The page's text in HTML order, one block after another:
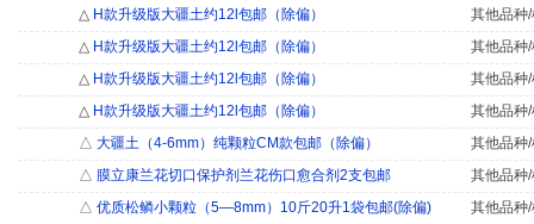
△ H款升级版大疆土约12l包邮（除偏）
其他品种
△ H款升级版大疆土约12l包邮（除偏）
其他品种
△ H款升级版大疆土约12l包邮（除偏）
其他品种
△ H款升级版大疆土约12l包邮（除偏）
其他品种
△ 大疆土（4-6mm）纯颗粒CM款包邮（除偏）
其他品种
△ 膜立康兰花切口保护剂兰花伤口愈合剂2支包邮
其他品种
△ 优质松鳞小颗粒（5―8mm）10斤20升1袋包邮(除偏)
其他品种